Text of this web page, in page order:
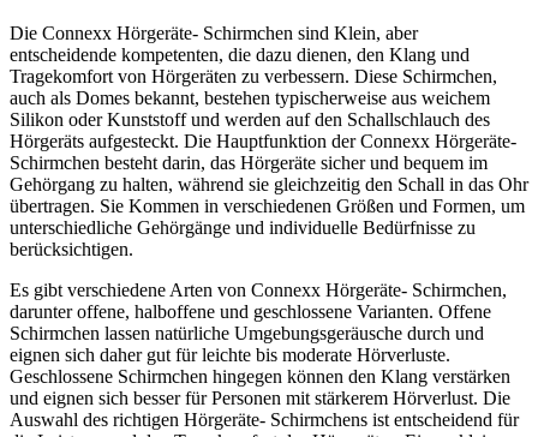
Die Connexx Hörgeräte- Schirmchen sind Klein, aber
entscheidende kompetenten, die dazu dienen, den Klang und
Tragekomfort von Hörgeräten zu verbessern. Diese Schirmchen,
auch als Domes bekannt, bestehen typischerweise aus weichem
Silikon oder Kunststoff und werden auf den Schallschlauch des
Hörgeräts aufgesteckt. Die Hauptfunktion der Connexx Hörgeräte-
Schirmchen besteht darin, das Hörgeräte sicher und bequem im
Gehörgang zu halten, während sie gleichzeitig den Schall in das Ohr
übertragen. Sie Kommen in verschiedenen Größen und Formen, um
unterschiedliche Gehörgänge und individuelle Bedürfnisse zu
berücksichtigen.
Es gibt verschiedene Arten von Connexx Hörgeräte- Schirmchen,
darunter offene, halboffene und geschlossene Varianten. Offene
Schirmchen lassen natürliche Umgebungsgeräusche durch und
eignen sich daher gut für leichte bis moderate Hörverluste.
Geschlossene Schirmchen hingegen können den Klang verstärken
und eignen sich besser für Personen mit stärkerem Hörverlust. Die
Auswahl des richtigen Hörgeräte- Schirmchens ist entscheidend für